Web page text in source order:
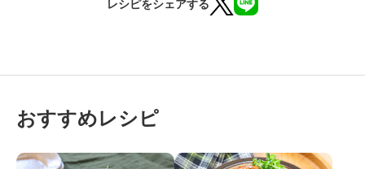
レシピをシェアする
おすすめレシピ